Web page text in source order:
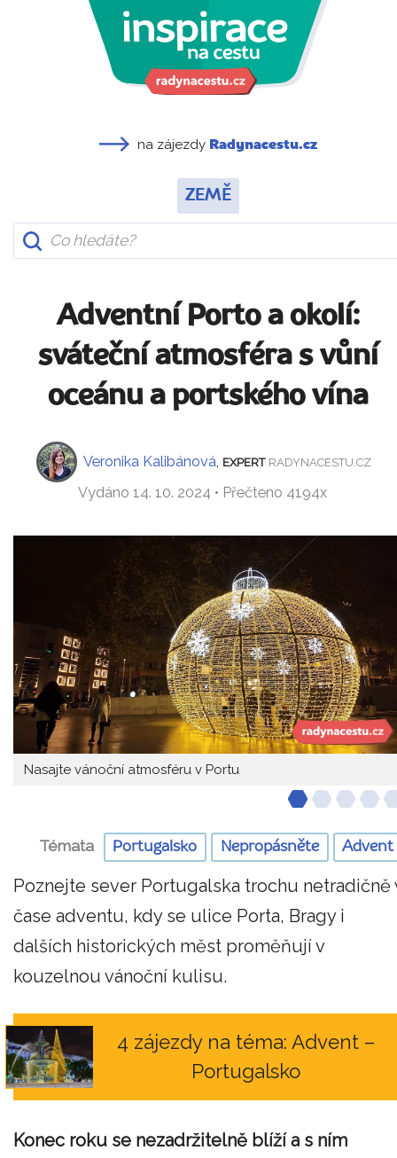
na zájezdy Radynacestu.cz
ZEMĚ
Adventní Porto a okolí:
sváteční atmosféra s vůní
oceánu a portského vína
Veronika Kalibánová EXPERT RADYNACESTU.CZ
Vydáno 14. 10. 2024 • Přečteno 4194x
Nasajte vánoční atmosféru v Portu
Témata Portugalsko Nepropásněte Advent
Poznejte sever Portugalska trochu netradičně
čase adventu, kdy se ulice Porta, Bragy i
dalších historických měst proměňují v
kouzelnou vánoční kulisu.
4 zájezdy na téma: Advent –
Portugalsko
Konec roku se nezadržitelně blíží a s ním